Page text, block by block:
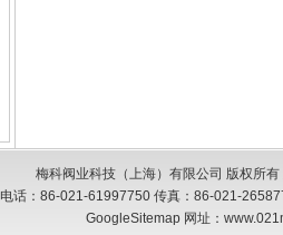
梅科阀业科技（上海）有限公司 版权所
电话：86-021-61997750 传真：86-021-
GoogleSitemap网址：